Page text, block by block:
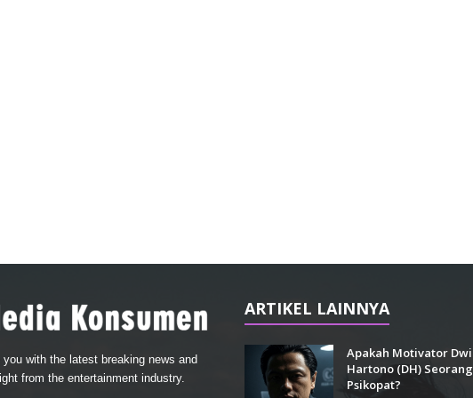
you with the latest breaking news and
from the entertainment industry.
ARTIKEL LAINNYA
Apakah Motivator Dwi
Hartono (DH) Seorang
Psikopat?